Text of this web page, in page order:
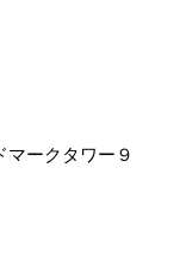
ークタワー９